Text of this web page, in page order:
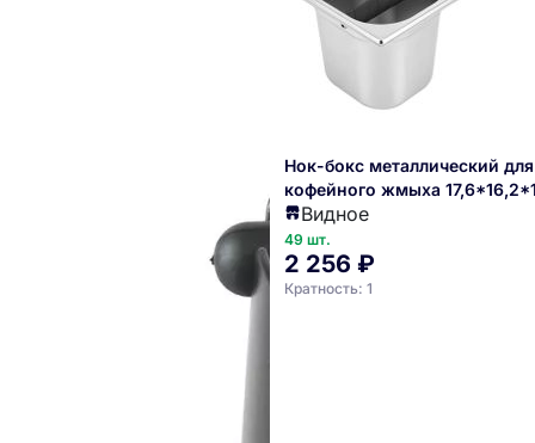
Нок-бокс металлический для
кофейного жмыха
см. MGsteel
Видное
49 шт.
2 256 ₽
Кратность: 1